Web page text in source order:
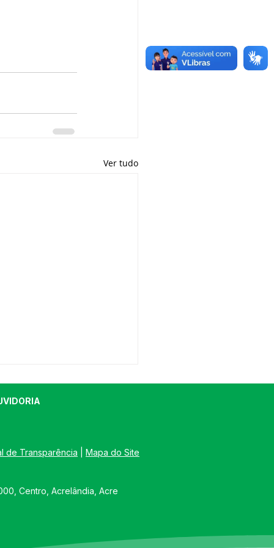
Ver tudo
004/2025 -
DE REABERTURA DE
de Transparência Mapa do Site
Centro, Acrelândia, Acre